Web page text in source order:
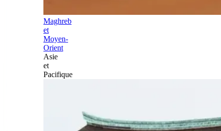
Maghreb
et
Moyen-
Orient
Asie
et
Pacifique